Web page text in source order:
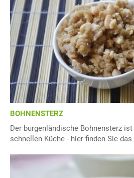
BOHNENSTERZ
Der burgenländische Bohnensterz
schnellen Küche - hier finden Sie das